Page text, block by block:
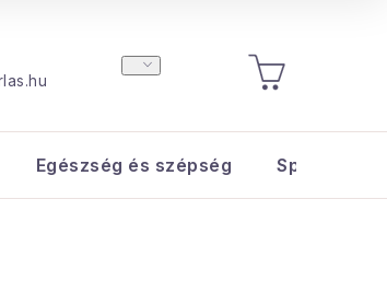
KOSÁR
Egészség és szépség Sport és